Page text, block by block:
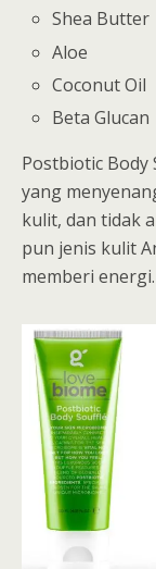
Shea Butter
Aloe
Coconut Oil
Beta Glucan
Postbiotic
yang
kulit, dan tidak
pun jenis kulit
memberi energi.